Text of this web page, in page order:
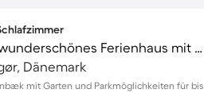
Voll ausgestattetes wunderschönes Ferienhaus mit Terrasse, Grill und Garten
Dänemark
mit Garten und Parkmöglichkeiten für bis